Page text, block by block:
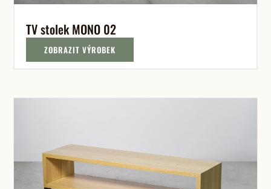
TV stolek MONO 02
ZOBRAZIT VÝROBEK